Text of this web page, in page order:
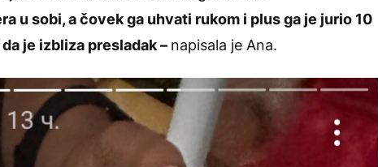
u sobi, a čovek ga uhvati rukom i plus ga je jurio 10
je izbliza presladak – napisala je Ana.